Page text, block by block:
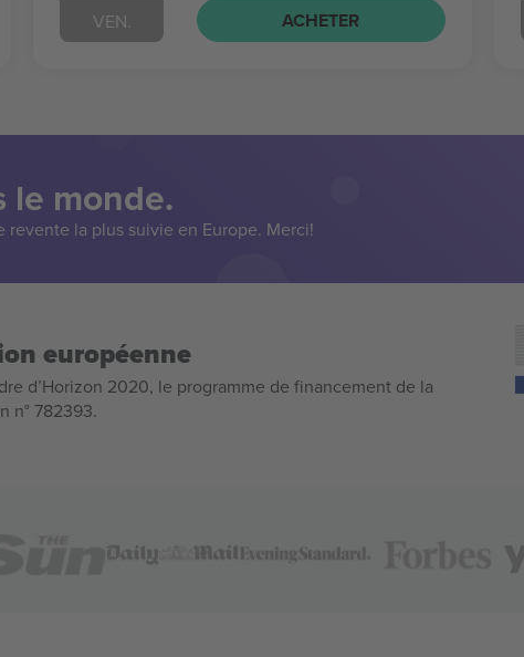
VEN. ACHETER
le monde.
la plus suivie en Europe. Merci!
européenne
d’Horizon 2020, le programme de financement de la
n° 782393.